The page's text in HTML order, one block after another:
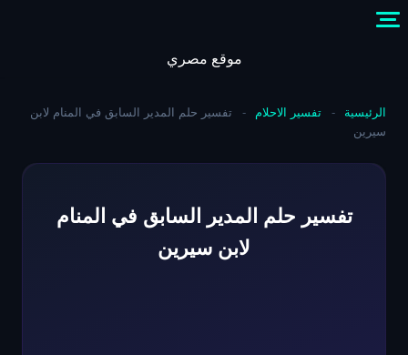
موقع مصري
الرئيسية - تفسير الاحلام -
تفسير حلم المدير السابق في المنام لابن
سيرين
تفسير حلم المدير السابق في المنام
لابن سيرين